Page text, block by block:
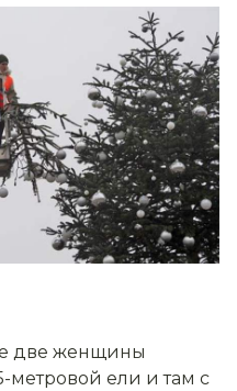
две женщины
метровой ели и там с